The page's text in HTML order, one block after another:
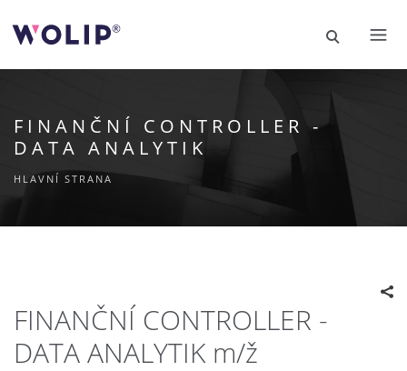
FINANČNÍ CONTROLLER -
DATA ANALYTIK
HLAVNÍ STRANA
FINANČNÍ CONTROLLER -
DATA ANALYTIK m/ž